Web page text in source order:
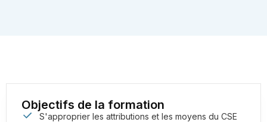
Objectifs de la formation
S'approprier les attributions et les moyens du CSE